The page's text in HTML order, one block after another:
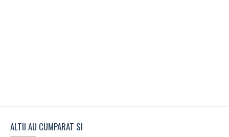
ALTII AU CUMPARAT SI